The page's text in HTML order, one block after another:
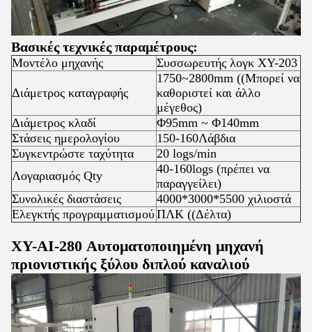
Βασικές τεχνικές παραμέτρους:
Μοντέλο μηχανής Συσσωρευτής λογκ XY-203
Διάμετρος καταγραφής
1750~2800mm ((Μπορεί να
καθοριστεί και άλλο
μέγεθος)
Διάμετρος κλαδί
Φ95mm ~ Φ140mm
Στάσεις ημερολογίου
150-160Λάβδια
Συγκεντρώστε ταχύτητα
20 logs/min
Λογαριασμός Qty
40-160logs (πρέπει να
παραγγείλει)
Συνολικές διαστάσεις
4000*3000*5500 χιλιοστά
Ελεγκτής προγραμματισμούΠΛΚ ((Δέλτα)
XY-AI-280 Αυτοματοποιημένη μηχανή
πριονιστικής ξύλου διπλού καναλιού